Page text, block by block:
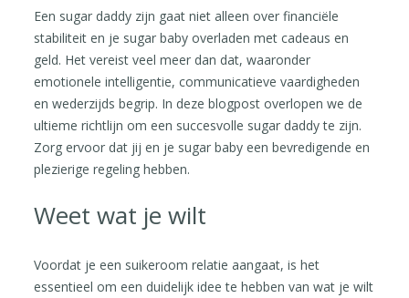
Een sugar daddy zijn gaat niet alleen over financiële
stabiliteit en je sugar baby overladen met cadeaus en
geld. Het vereist veel meer dan dat, waaronder
emotionele intelligentie, communicatieve vaardigheden
en wederzijds begrip. In deze blogpost overlopen we de
ultieme richtlijn om een succesvolle sugar daddy te zijn.
Zorg ervoor dat jij en je sugar baby een bevredigende en
plezierige regeling hebben.
Weet wat je wilt
Voordat je een suikeroom relatie aangaat, is het
essentieel om een duidelijk idee te hebben van wat je wilt